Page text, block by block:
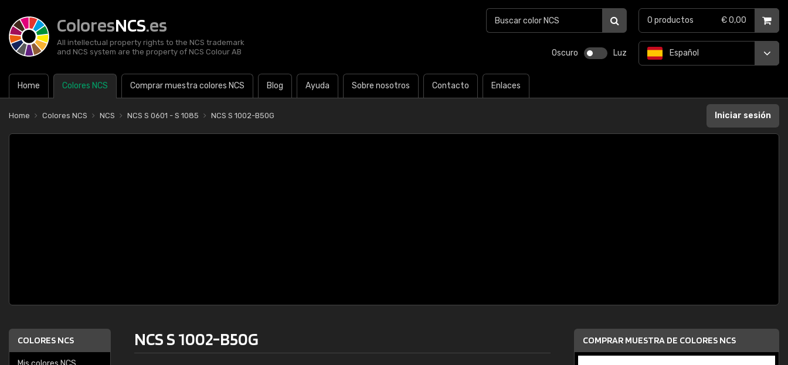
ColoresNCS.es
All intellectual property rights to the NCS trademark
and NCS system are the property of NCS Colour AB
Oscuro Luz
Home Colores NCS Comprar muestra colores NCS Blog Ayuda Sobre nosotros Contacto Enlaces
Español
0 productos € 0,00
Home Colores NCS NCS NCS S 0601 - S 1085 NCS S 1002-B50G Iniciar sesión
COLORES NCS NCS S 1002-B50G COMPRAR MUESTRA DE COLORES NCS